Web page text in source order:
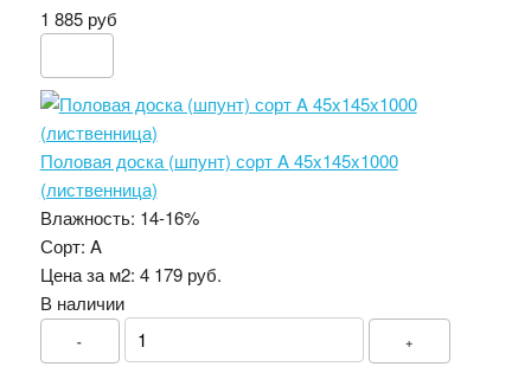
1 885 руб
Половая доска (шпунт) сорт A 45x145x1000
(лиственница)
Влажность: 14-16%
Сорт: A
Цена за м2: 4 179 руб.
В наличии
- +